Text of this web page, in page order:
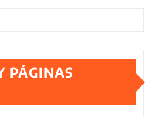
PÁGINAS